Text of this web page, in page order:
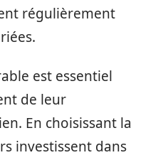
régulièrement
est essentiel
de leur
En choisissant la
investissent dans